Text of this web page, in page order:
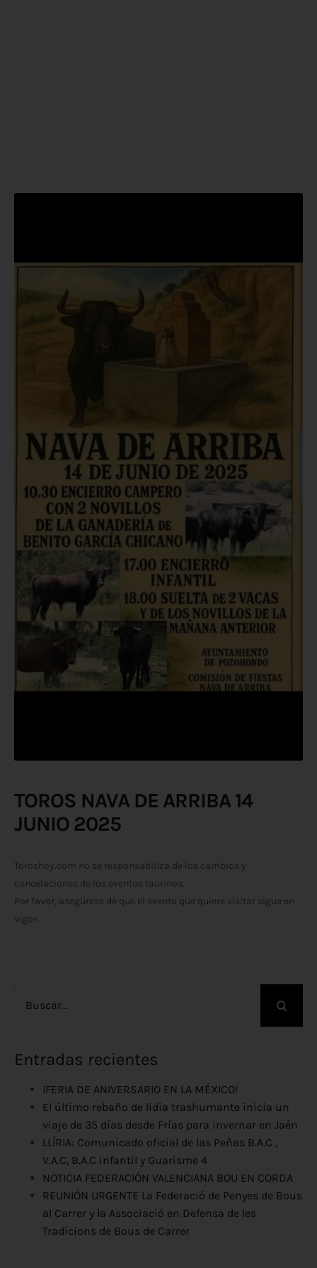
TOROS NAVA DE ARRIBA 14
JUNIO 2025
Toroshoy.com no se responsabiliza de los cambios y
cancelaciones de los eventos taurinos.
Por favor, asegúrese de que el evento que quiere visitar sigue en
vigor.
Entradas recientes
¡FERIA DE ANIVERSARIO EN LA MÉXICO!
El último rebaño de lidia trashumante inicia un
viaje de 35 días desde Frías para invernar en Jaén
LLÍRIA: Comunicado oficial de las Peñas B.A.C ,
V.A.C, B.A.C infantil y Guarisme 4
NOTICIA FEDERACIÓN VALENCIANA BOU EN CORDA
REUNIÓN URGENTE La Federació de Penyes de Bous
al Carrer y la Associació en Defensa de les
Tradicions de Bous de Carrer